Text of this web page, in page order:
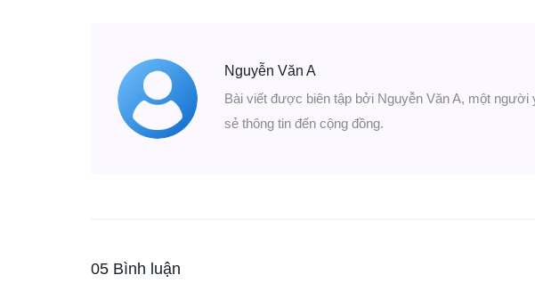
Nguyễn Văn A
Bài viết được biên tập bởi Nguyễn Văn A, một người
sẻ thông tin đến cộng đồng.
05 Bình luận